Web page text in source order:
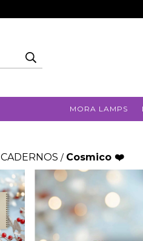
MORA LAMPS
CADERNOS / Cosmico ❤️